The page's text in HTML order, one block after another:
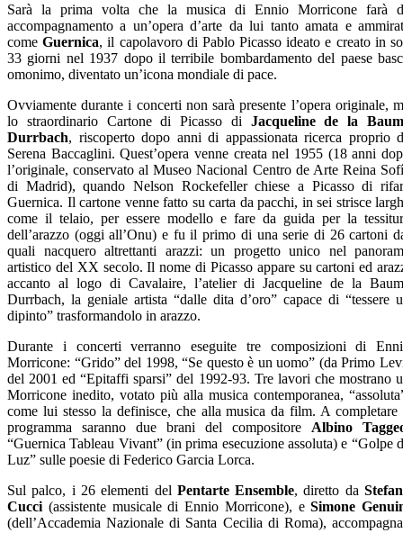
Sarà la prima volta che la musica di Ennio Morricone farà
accompagnamento a un’opera d’arte da lui tanto amata e
comeGuernica, il capolavoro di Pablo Picasso ideato e creato in
33 giorni nel 1937 dopo il terribile bombardamento del paese
omonimo, diventato un’icona mondiale di pace.
Ovviamente durante i concerti non sarà presente l’opera originale,
lo straordinario Cartone di Picasso di Jacqueline de la
Durrbach, riscoperto dopo anni di appassionata ricerca proprio
Serena Baccaglini. Quest’opera venne creata nel 1955 (18 anni
l’originale, conservato al Museo Nacional Centro de Arte Reina
di Madrid), quando Nelson Rockefeller chiese a Picasso di
Guernica. Il cartone venne fatto su carta da pacchi, in sei strisce
come il telaio, per essere modello e fare da guida per la
dell’arazzo (oggi all’Onu) e fu il primo di una serie di 26 cartoni
quali nacquero altrettanti arazzi: un progetto unico nel
artistico del XX secolo. Il nome di Picasso appare su cartoni ed
accanto al logo di Cavalaire, l’atelier di Jacqueline de la
Durrbach, la geniale artista “dalle dita d’oro” capace di “tessere
dipinto” trasformandolo in arazzo.
Durante i concerti verranno eseguite tre composizioni di
Morricone: “Grido” del 1998, “Se questo è un uomo” (da Primo
del 2001 ed “Epitaffi sparsi” del 1992-93. Tre lavori che mostrano
Morricone inedito, votato più alla musica contemporanea,
come lui stesso la definisce, che alla musica da film. A completare
programma saranno due brani del compositore Albino
“Guernica Tableau Vivant” (in prima esecuzione assoluta) e “Golpe
Luz” sulle poesie di Federico Garcia Lorca.
Sul palco, i 26 elementi del Pentarte Ensemble, diretto da
Cucci (assistente musicale di Ennio Morricone), eSimone
(dell’Accademia Nazionale di Santa Cecilia di Roma),